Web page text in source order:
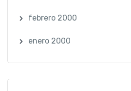
febrero 2000
enero 2000